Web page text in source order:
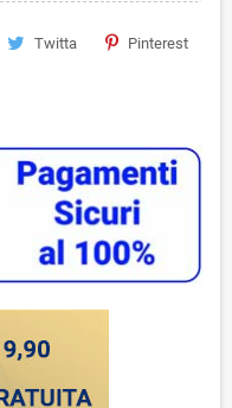
Twitta Pinterest